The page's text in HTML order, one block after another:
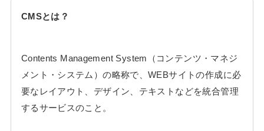
CMSとは？
Contents Management System（コンテンツ・マネジ
メント・システム）の略称で、WEBサイトの作成に必
要なレイアウト、デザイン、テキストなどを統合管理
するサービスのこと。